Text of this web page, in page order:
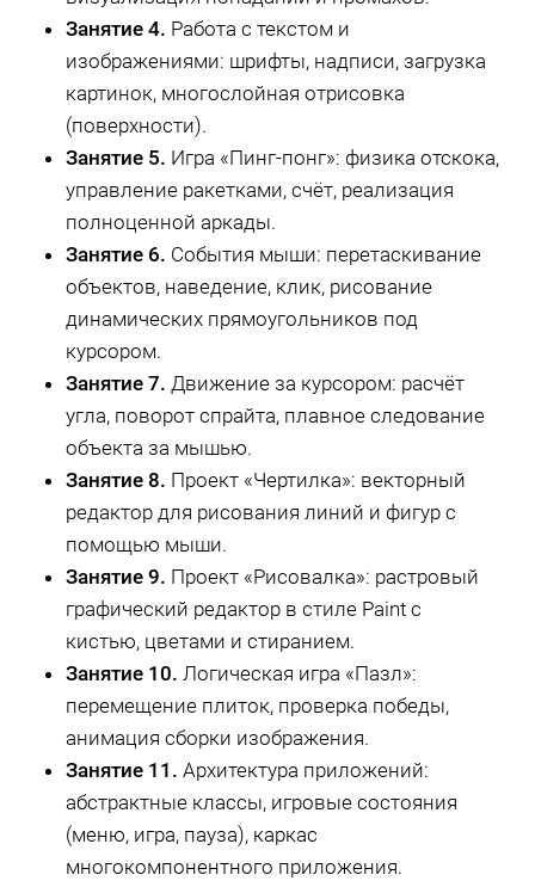
Занятие 4. Работа с текстом и
изображениями: шрифты, надписи, загрузка
картинок, многослойная отрисовка
(поверхности).
Занятие 5. Игра «Пинг-понг»: физика отскока,
управление ракетками, счёт, реализация
полноценной аркады.
Занятие 6. События мыши: перетаскивание
объектов, наведение, клик, рисование
динамических прямоугольников под
курсором.
Занятие 7. Движение за курсором: расчёт
угла, поворот спрайта, плавное следование
объекта за мышью.
Занятие 8. Проект «Чертилка»: векторный
редактор для рисования линий и фигур с
помощью мыши.
Занятие 9. Проект «Рисовалка»: растровый
графический редактор в стиле Paint с
кистью, цветами и стиранием.
Занятие 10. Логическая игра «Пазл»:
перемещение плиток, проверка победы,
анимация сборки изображения.
Занятие 11. Архитектура приложений:
абстрактные классы, игровые состояния
(меню, игра, пауза), каркас
многокомпонентного приложения.